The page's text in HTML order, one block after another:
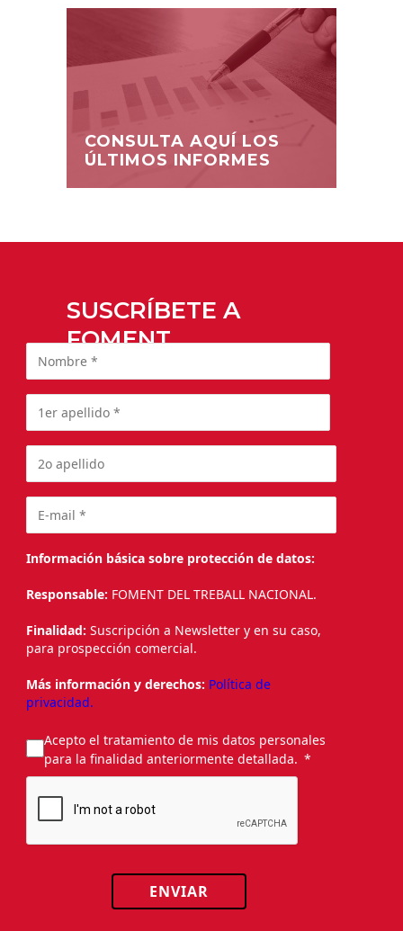
CONSULTA AQUÍ LOS
ÚLTIMOS INFORMES
SUSCRÍBETE A
FOMENT
Información básica sobre protección de datos:
Responsable: FOMENT DEL TREBALL NACIONAL.
Finalidad: Suscripción a Newsletter y en su caso,
para prospección comercial.
Más información y derechos: Política de
privacidad.
Acepto el tratamiento de mis datos personales
para la finalidad anteriormente detallada.
ENVIAR